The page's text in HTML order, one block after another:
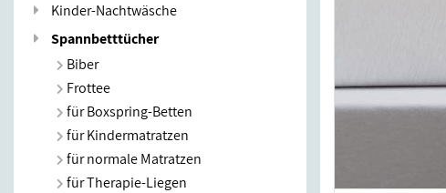
Kinder-Nachtwäsche
Spannbetttücher
Biber
Frottee
für Boxspring-Betten
für Kindermatratzen
für normale Matratzen
für Therapie-Liegen